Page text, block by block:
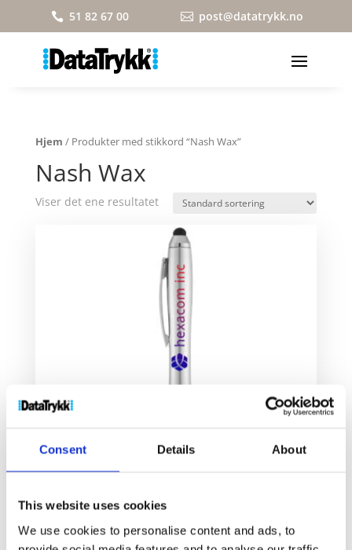
Consent Details About
This website uses cookies
We use cookies to personalise content and ads, to
 51 82 67 00  post@datatrykk.no
Hjem / Produkter med stikkord “Nash Wax”
Nash Wax
Viser det ene resultatet
Nash kule- og touchpenn med farget grep